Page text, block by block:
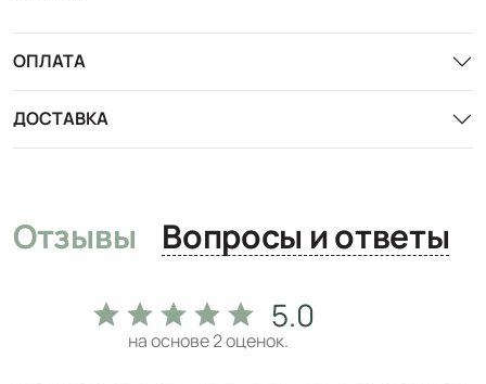
ОПЛАТА
ДОСТАВКА
Отзывы Вопросы и ответы
5.0
на основе2оценок.